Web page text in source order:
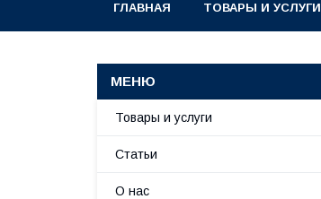
ГЛАВНАЯ ТОВАРЫ И УСЛУГИ
Товары и услуги
Статьи
О нас